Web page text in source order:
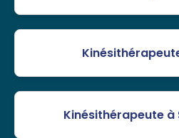
Kinésithérapeute à